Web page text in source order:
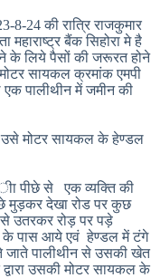
8-24 की रात्रि राजकुमार
बैंक सिहोरा मे है
के लिये पैसों की जरूरत होने
सायकल क्रमांक एमपी
पालीथीन में जमीन की
उसे मोटर सायकल के हेण्डल
पीछे से एक व्यक्ति की
मुड़कर देखा रोड पर कुछ
उतरकर रोड़ पर पड़े
के पास आये एवं हेण्डल में टंगे
जाते पालीथीन से उसकी खेत
द्वारा उसकी मोटर सायकल के